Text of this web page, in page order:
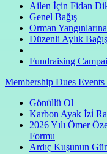
Ailen İçin Fidan
Genel Bağış
Orman
Düzenli Aylık Bağış
Fundraising
Membership Dues Events
Gönüllü Ol
Karbon Ayak İzi̇
2026 Yılı Ömer
Formu
Ardıç Kuşunun